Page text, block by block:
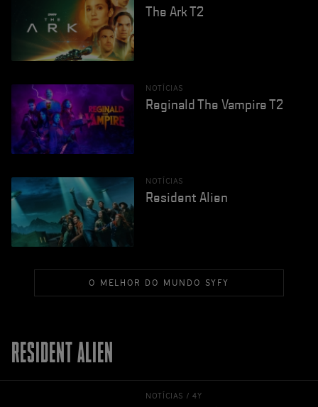
The Ark T2
NOTÍCIAS
Reginald The Vampire T2
NOTÍCIAS
Resident Alien
O MELHOR DO MUNDO SYFY
RESIDENT ALIEN
NOTÍCIAS /4Y